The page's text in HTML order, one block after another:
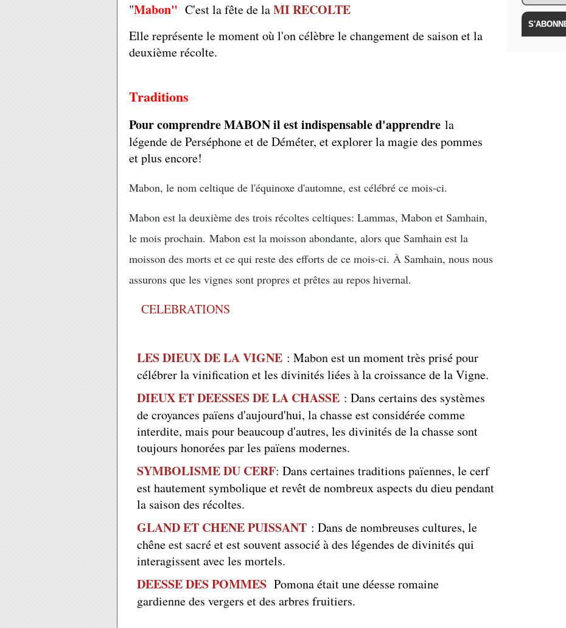
"Mabon" C'est la fête de laMI RECOLTE
Elle représente le moment où l'on célèbre le changement de saison et la
deuxième récolte.
Traditions
Pour comprendre MABON il est indispensable d'apprendre la
légende de Perséphone et de Déméter, et explorer la magie des pommes
et plus encore!
Mabon, le nom celtique de l'équinoxe d'automne, est célébré ce mois-ci.
Mabon est la deuxième des trois récoltes celtiques: Lammas, Mabon et Samhain,
le mois prochain. Mabon est la moisson abondante, alors que Samhain est la
moisson des morts et ce qui reste des efforts de ce mois-ci. À Samhain, nous nous
assurons que les vignes sont propres et prêtes au repos hivernal.
CELEBRATIONS
LES DIEUX DE LA VIGNE : Mabon est un moment très prisé pour
célébrer la vinification et les divinités liées à la croissance de la Vigne.
DIEUX ET DEESSES DE LA CHASSE: Dans certains des systèmes
de croyances païens d'aujourd'hui, la chasse est considérée comme
interdite, mais pour beaucoup d'autres, les divinités de la chasse sont
toujours honorées par les païens modernes.
SYMBOLISME DU CERF: Dans certaines traditions païennes, le cerf
est hautement symbolique et revêt de nombreux aspects du dieu pendant
la saison des récoltes.
GLAND ET CHENE PUISSANT : Dans de nombreuses cultures, le
chêne est sacré et est souvent associé à des légendes de divinités qui
interagissent avec les mortels.
DEESSE DES POMMES Pomona était une déesse romaine
gardienne des vergers et des arbres fruitiers.